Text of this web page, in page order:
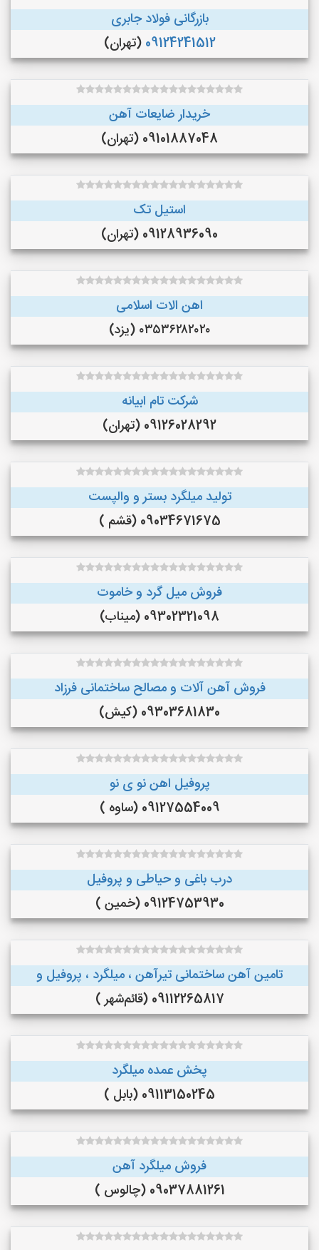
بازرگانی فولاد جابری
09124241512 (تهران)
خریدار ضایعات آهن
09101887048 (تهران)
استیل تک
09128936090 (تهران)
اهن الات اسلامی
۰۳۵۳۶۲۸۲۰۲۰ (یزد)
شرکت تام ابیانه
09126028292 (تهران)
تولید میلگرد بستر و والپست
09034671675 (قشم )
فروش میل گرد و خاموت
09302321098 (میناب)
فروش آهن آلات و مصالح ساختمانی فرزاد
09303681830 (کیش)
پروفیل اهن نو ی نو
09127554009 (ساوه )
درب باغی و حیاطی و پروفیل
09124753930 (خمین )
تامین آهن ساختمانی تیرآهن ، میلگرد ، پروفیل و
09112265817 (قائم‌شهر )
پخش عمده میلگرد
09113150245 (بابل )
فروش میلگرد آهن
09037881261 (چالوس )